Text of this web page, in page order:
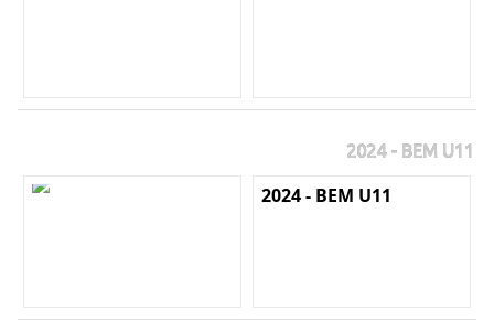
2024 - BEM U11
2024 - BEM U11